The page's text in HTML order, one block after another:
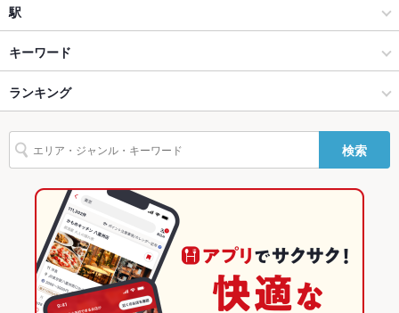
ソファー
テラス席
貸切
Wi-Fi なし
バリアフリ
なし ：あらかじめご了承ください。
なし ：近隣にコインパーキングございます。
その他設備
テラス席もございます。天気のよい日はお外でもお召上がりく
ださい。
カフェ
溝の口・たまプラーザ・青葉台 × カフェ・スイーツ
溝の口・たまプラーザ・青葉台 × カフェ
青葉台駅 × カフェ・スイーツ
青葉台駅 × カフェ
青葉台
青葉台 × カフェ・スイーツ
青葉台 × カフェ
神奈川
神奈川 × カフェ・スイーツ
神奈川 × カフェ
駅
青葉台駅
田奈駅
藤が丘駅
キーワード
うどん オムライス デザート
ランキング
神奈川のグルメランキング
神奈川のカフェ・スイーツランキング
溝の口・たまプラーザ・青葉台のグルメランキング
青葉台のグルメランキング
検索